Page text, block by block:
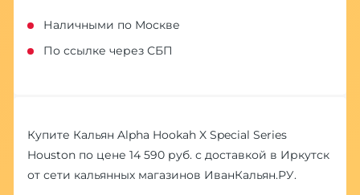
Наличными по Москве
По ссылке через СБП
Купите Кальян Alpha Hookah X Special Series
Houston по цене 14 590 руб. с доставкой в Иркутск
от сети кальянных магазинов ИванКальян.РУ.